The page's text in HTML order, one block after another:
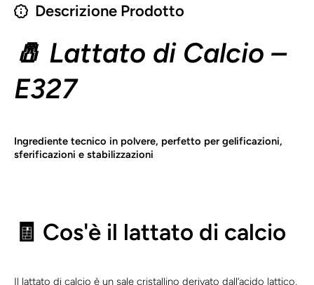
Descrizione Prodotto
🧂 Lattato di Calcio –
E327
Ingrediente tecnico in polvere, perfetto per gelificazioni,
sferificazioni e stabilizzazioni
🧾 Cos'è il lattato di calcio
Il lattato di calcio è un sale cristallino derivato dall’acido lattico,